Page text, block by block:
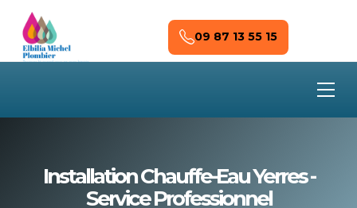
Skip to main content
09 87 13 55 15
Installation Chauffe-Eau Yerres -
Service Professionnel